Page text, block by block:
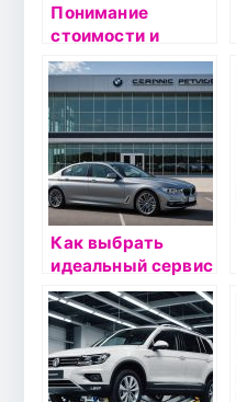
Понимание
стоимости и
карты ТО: как
выбрать
идеальное
сервисное
обслуживание для
автомобиля
Как выбрать
идеальный сервис
для вашего BMW:
советы и
рекомендации